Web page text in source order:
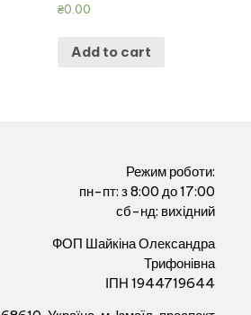
₴0.00
Add to cart
Режим роботи:
пн-пт: з 8:00 до 17:00
сб-нд: вихідний
ФОП Шайкіна Олександра
Трифонівна
ІПН 1944719644